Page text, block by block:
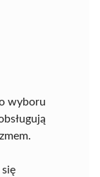
wyboru